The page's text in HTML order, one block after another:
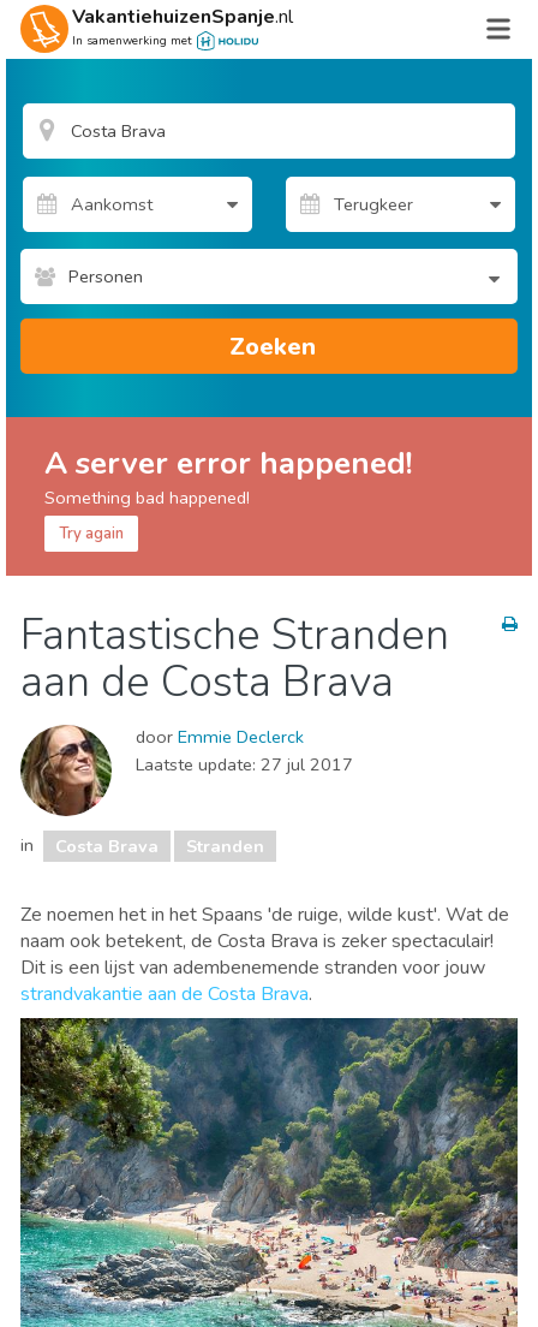
VakantiehuizenSpanje.nl
In samenwerking met
Personen
Zoeken
A server error happened!
Something bad happened!
Try again
Eten & Restaurants
Kind & Familie
Lokale evenementen
Museum & Kunst
Stranden
Waar verblijven
Fantastische Stranden
aan de Costa Brava
door Emmie Declerck
Laatste update: 27 jul 2017
in Costa Brava Stranden
Ze noemen het in het Spaans 'de ruige, wilde kust'. Wat de
naam ook betekent, de Costa Brava is zeker spectaculair!
Dit is een lijst van adembenemende stranden voor jouw
strandvakantie aan de Costa Brava.